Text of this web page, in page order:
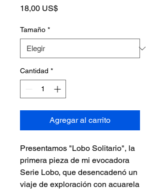
18,00 US$Precio
Tamaño *
Cantidad *
Agregar al carrito
Presentamos "Lobo Solitario", la
primera pieza de mi evocadora
Serie Lobo, que desencadenó un
viaje de exploración con acuarela